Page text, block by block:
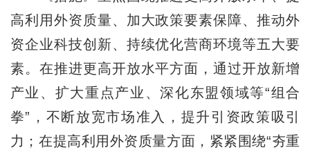
高利用外资质量、加大政策要素保障、推动外
资企业科技创新、持续优化营商环境等五大要
素。在推进更高开放水平方面，通过开放新增
产业、扩大重点产业、深化东盟领域等“组合
拳”，不断放宽市场准入，提升引资政策吸引
力；在提高利用外资质量方面，紧紧围绕“夯重